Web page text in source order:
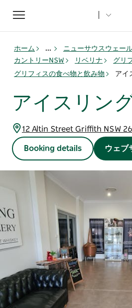
Toggle
navigation
ホーム ...
ニューサウスウェー
カントリーNSW
リベリナ
グリ
グリフィスの食べ物と飲み物
アイ
アイスリン
12 Altin Street Griffith NSW
Booking details ウェブ